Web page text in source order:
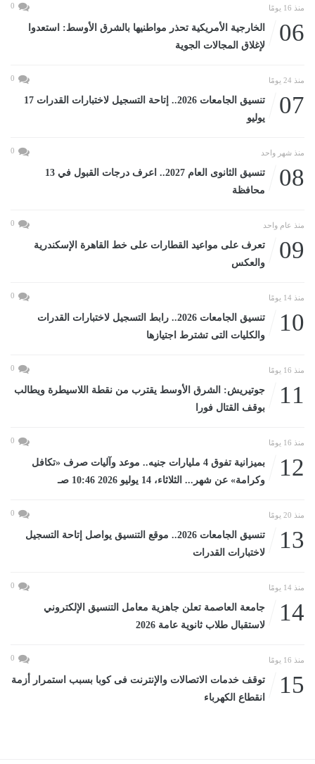
منذ 16 يومًا 0
06
الخارجية الأمريكية تحذر مواطنيها بالشرق الأوسط: استعدوا
لإغلاق المجالات الجوية
منذ 24 يومًا 0
07
تنسيق الجامعات 2026.. إتاحة التسجيل لاختبارات القدرات 17
يوليو
منذ شهر واحد 0
08
تنسيق الثانوى العام 2027.. اعرف درجات القبول في 13
محافظة
منذ عام واحد 0
09
تعرف على مواعيد القطارات على خط القاهرة الإسكندرية
والعكس
منذ 14 يومًا 0
10
تنسيق الجامعات 2026.. رابط التسجيل لاختبارات القدرات
والكليات التى تشترط اجتيازها
منذ 16 يومًا 0
11
جوتيريش: الشرق الأوسط يقترب من نقطة اللاسيطرة ويطالب
بوقف القتال فورا
منذ 16 يومًا 0
12
بميزانية تفوق 4 مليارات جنيه.. موعد وآليات صرف «تكافل
وكرامة» عن شهر... الثلاثاء، 14 يوليو 2026 10:46 صـ
منذ 20 يومًا 0
13
تنسيق الجامعات 2026.. موقع التنسيق يواصل إتاحة التسجيل
لاختبارات القدرات
منذ 14 يومًا 0
14
جامعة العاصمة تعلن جاهزية معامل التنسيق الإلكتروني
لاستقبال طلاب ثانوية عامة 2026
منذ 16 يومًا 0
15
توقف خدمات الاتصالات والإنترنت فى كوبا بسبب استمرار أزمة
انقطاع الكهرباء